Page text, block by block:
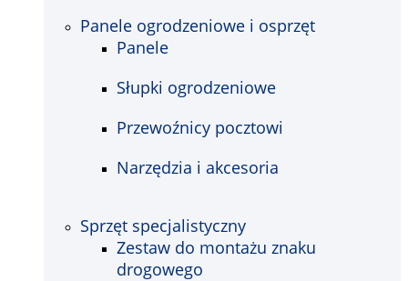
Panele ogrodzeniowe i osprzęt
Panele
Słupki ogrodzeniowe
Przewoźnicy pocztowi
Narzędzia i akcesoria
Sprzęt specjalistyczny
Zestaw do montażu znaku
drogowego